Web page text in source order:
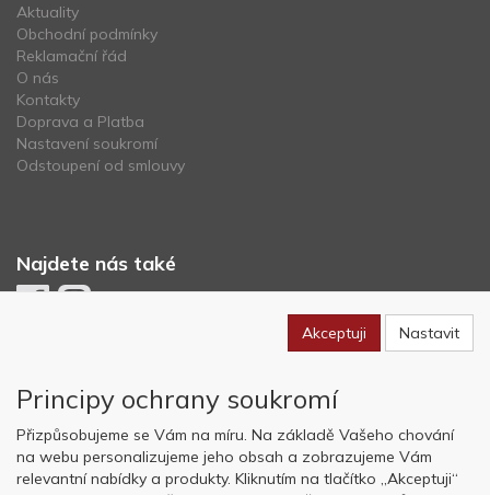
Aktuality
Obchodní podmínky
Reklamační řád
O nás
Kontakty
Doprava a Platba
Nastavení soukromí
Odstoupení od smlouvy
Najdete nás také
Copyright © OK AVIATION Base, s.r.o. 2022, powered byABRA E-
Akceptuji Nastavit
Principy ochrany soukromí
Přizpůsobujeme se Vám na míru. Na základě Vašeho chování
na webu personalizujeme jeho obsah a zobrazujeme Vám
relevantní nabídky a produkty. Kliknutím na tlačítko „Akceptuji“